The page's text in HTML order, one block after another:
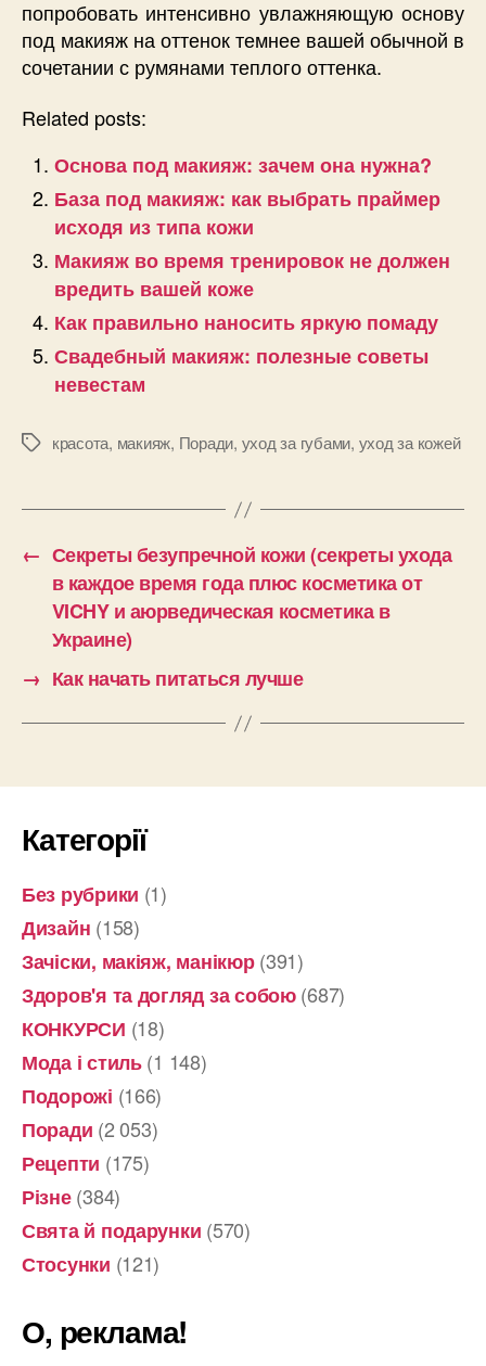
попробовать интенсивно увлажняющую основу
под макияж на оттенок темнее вашей обычной в
сочетании с румянами теплого оттенка.
Related posts:
Основа под макияж: зачем она нужна?
База под макияж: как выбрать праймер
исходя из типа кожи
Макияж во время тренировок не должен
вредить вашей коже
Как правильно наносить яркую помаду
Свадебный макияж: полезные советы
невестам
Позначки
красота, макияж, Поради, уход за губами, уход за кожей
← Секреты безупречной кожи (секреты ухода
в каждое время года плюс косметика от
VICHY и аюрведическая косметика в
Украине)
→ Как начать питаться лучше
Категорії
Без рубрики (1)
Дизайн (158)
Зачіски, макіяж, манікюр(391)
Здоров'я та догляд за собою(687)
КОНКУРСИ (18)
Мода і стиль(1 148)
Подорожі (166)
Поради (2 053)
Рецепти (175)
Різне(384)
Свята й подарунки (570)
Стосунки (121)
О, реклама!